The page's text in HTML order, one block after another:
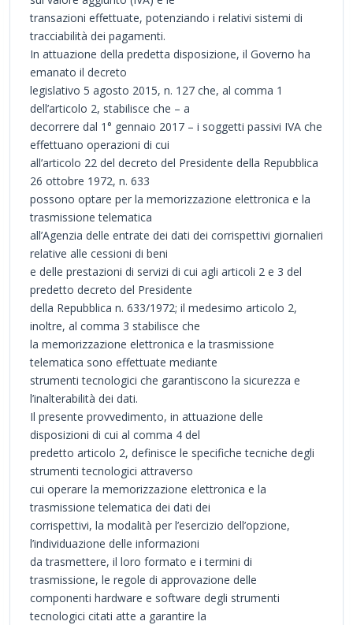
transazioni effettuate, potenziando i relativi sistemi di
tracciabilità dei pagamenti.
In attuazione della predetta disposizione, il Governo ha
emanato il decreto
legislativo 5 agosto 2015, n. 127 che, al comma 1
dell’articolo 2, stabilisce che – a
decorrere dal 1° gennaio 2017 – i soggetti passivi IVA che
effettuano operazioni di cui
all’articolo 22 del decreto del Presidente della Repubblica
26 ottobre 1972, n. 633
possono optare per la memorizzazione elettronica e la
trasmissione telematica
all’Agenzia delle entrate dei dati dei corrispettivi giornalieri
relative alle cessioni di beni
e delle prestazioni di servizi di cui agli articoli 2 e 3 del
predetto decreto del Presidente
della Repubblica n. 633/1972; il medesimo articolo 2,
inoltre, al comma 3 stabilisce che
la memorizzazione elettronica e la trasmissione
telematica sono effettuate mediante
strumenti tecnologici che garantiscono la sicurezza e
l’inalterabilità dei dati.
Il presente provvedimento, in attuazione delle
disposizioni di cui al comma 4 del
predetto articolo 2, definisce le specifiche tecniche degli
strumenti tecnologici attraverso
cui operare la memorizzazione elettronica e la
trasmissione telematica dei dati dei
corrispettivi, la modalità per l’esercizio dell’opzione,
l’individuazione delle informazioni
da trasmettere, il loro formato e i termini di
trasmissione, le regole di approvazione delle
componenti hardware e software degli strumenti
tecnologici citati atte a garantire la